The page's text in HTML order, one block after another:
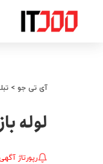
آی تی جو >
لوله
رپورتاژ آگهی